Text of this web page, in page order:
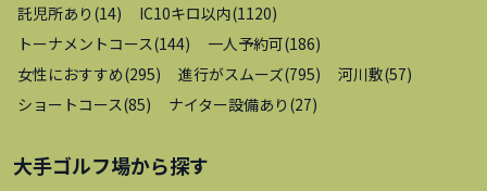
託児所あり (14) IC10キロ以内(1120)
トーナメントコース(144) 一人予約可(186)
女性におすすめ(295) 進行がスムーズ(795) 河川敷(57)
ショートコース(85) ナイター設備あり (27)
大手ゴルフ場から探す